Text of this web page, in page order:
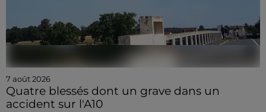
7 août 2026
Quatre blessés dont un grave dans un
accident sur l'A10